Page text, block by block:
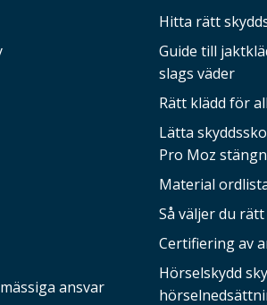
ansvar
Hitta rätt
Guide till
slags väder
Rätt klädd för
Lätta
Pro Moz
Material
Så väljer du
Certifiering av
Hörselskydd